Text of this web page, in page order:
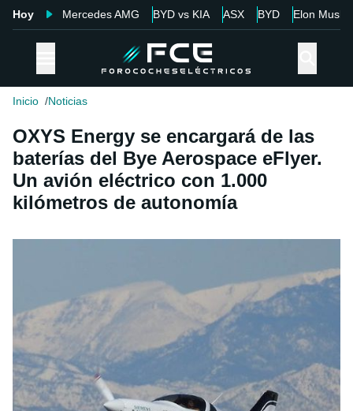
Hoy Mercedes AMG BYD vs KIA ASX BYD Elon Musk
Inicio Noticias
OXYS Energy se encargará de las
baterías del Bye Aerospace eFlyer.
Un avión eléctrico con 1.000
kilómetros de autonomía